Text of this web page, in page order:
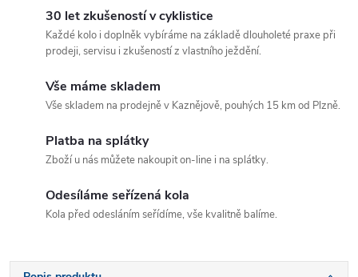
30 let zkušeností v cyklistice
Každé kolo i doplněk vybíráme na základě dlouholeté praxe při
prodeji, servisu i zkušeností z vlastního ježdění.
Vše máme skladem
Vše skladem na prodejně v Kaznějově, pouhých 15 km od Plzně.
Platba na splátky
Zboží u nás můžete nakoupit on-line i na splátky.
Odesíláme seřízená kola
Kola před odesláním seřídíme, vše kvalitně balíme.